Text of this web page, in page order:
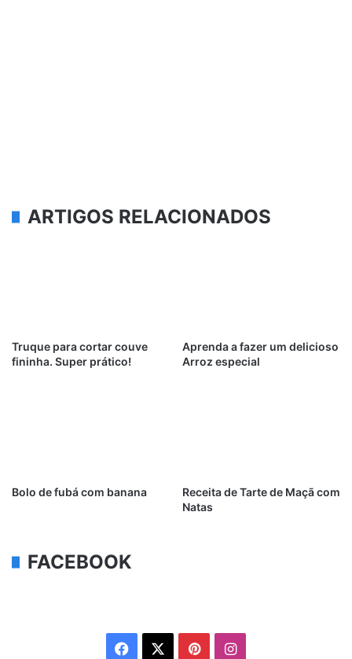
ARTIGOS RELACIONADOS
Truque para cortar couve
fininha. Super prático!
Aprenda a fazer um delicioso
Arroz especial
Bolo de fubá com banana
Receita de Tarte de Maçã com
Natas
FACEBOOK
Facebook PinterestInstagram